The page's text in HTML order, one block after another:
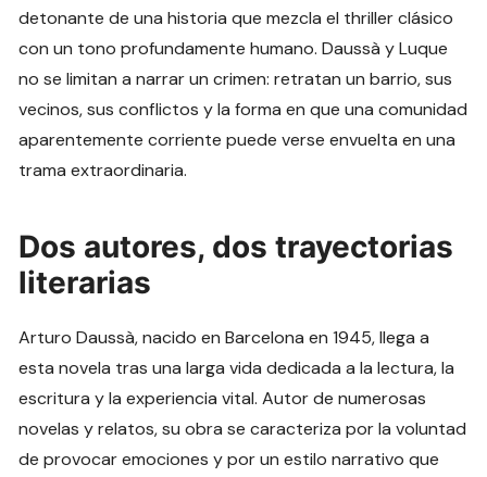
detonante de una historia que mezcla el thriller clásico
con un tono profundamente humano. Daussà y Luque
no se limitan a narrar un crimen: retratan un barrio, sus
vecinos, sus conflictos y la forma en que una comunidad
aparentemente corriente puede verse envuelta en una
trama extraordinaria.
Dos autores, dos trayectorias
literarias
Arturo Daussà, nacido en Barcelona en 1945, llega a
esta novela tras una larga vida dedicada a la lectura, la
escritura y la experiencia vital. Autor de numerosas
novelas y relatos, su obra se caracteriza por la voluntad
de provocar emociones y por un estilo narrativo que